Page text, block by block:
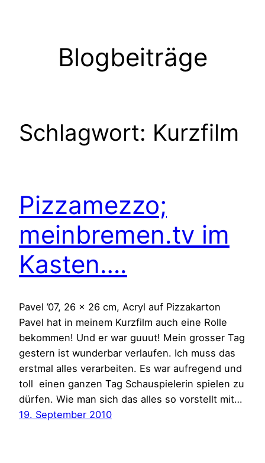
Blogbeiträge
Schlagwort: Kurzfilm
Pizzamezzo;
meinbremen.tv im
Kasten….
Pavel ’07, 26 x 26 cm, Acryl auf Pizzakarton
Pavel hat in meinem Kurzfilm auch eine Rolle
bekommen! Und er war guuut! Mein grosser Tag
gestern ist wunderbar verlaufen. Ich muss das
erstmal alles verarbeiten. Es war aufregend und
toll einen ganzen Tag Schauspielerin spielen zu
dürfen. Wie man sich das alles so vorstellt mit…
19. September 2010